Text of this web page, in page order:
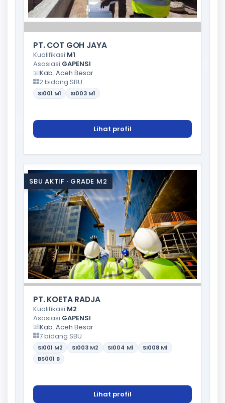
PT. COT GOH JAYA
Kualifikasi:M1
Asosiasi:GAPENSI
Kab. Aceh Besar
2 bidang SBU
SI001 M1 SI003 M1
Lihat profil
SBU AKTIF · GRADE M2
PT. KOETA RADJA
Kualifikasi:M2
Asosiasi:GAPENSI
Kab. Aceh Besar
7 bidang SBU
SI001 M2 SI003 M2 SI004 M1 SI008 M1
BS001 B
Lihat profil